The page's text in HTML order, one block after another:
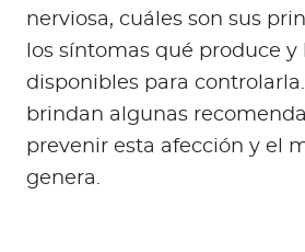
Red de Salud
Contáctanos
nerviosa, cuáles son sus
los síntomas qué produce
disponibles para
brindan algunas
prevenir esta afección y el
genera.